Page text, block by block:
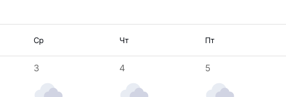
Ср Чт Пт
3 4 5